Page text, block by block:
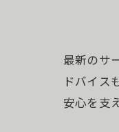
最新のサ
ドバイス
安心を支